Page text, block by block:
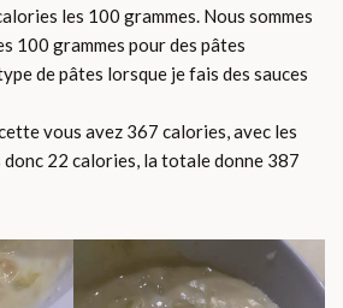
les 100 grammes. Nous sommes
100 grammes pour des pâtes
de pâtes lorsque je fais des sauces
vous avez 367 calories, avec les
donc 22 calories, la totale donne 387